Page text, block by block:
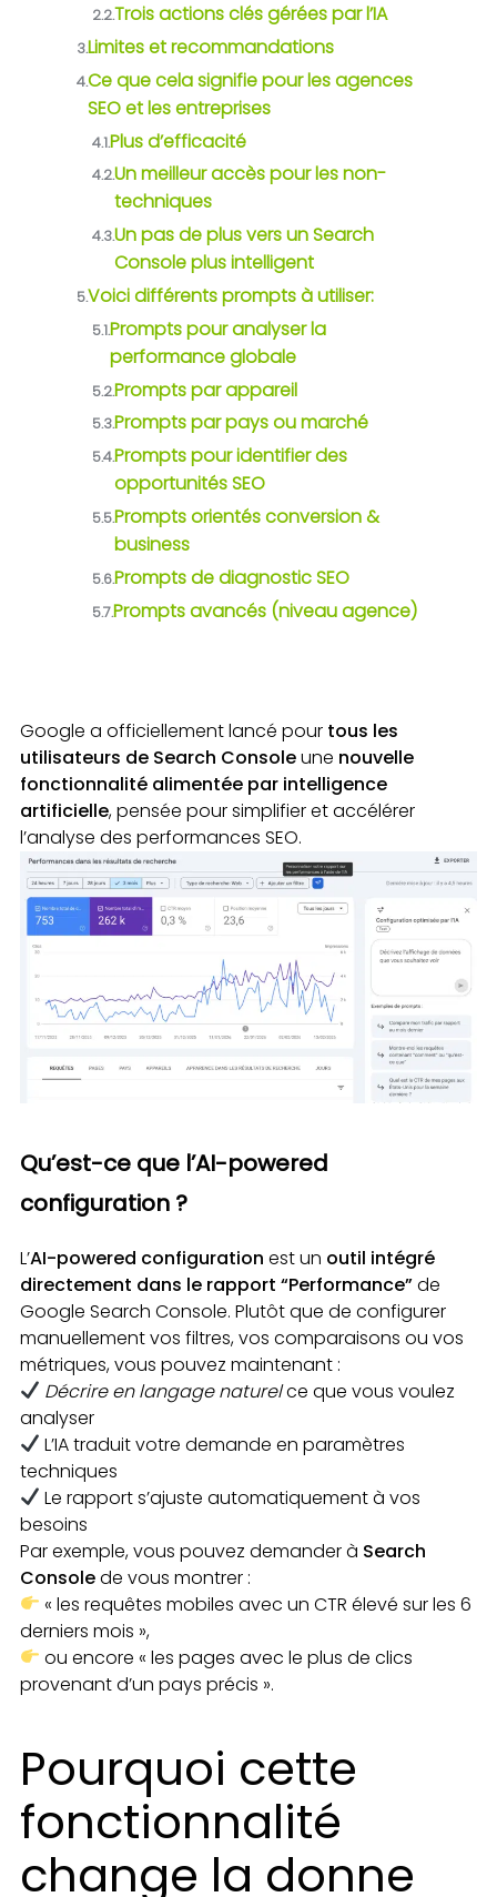
2.2.Trois actions clés gérées par l’IA
3.Limites et recommandations
4.Ce que cela signifie pour les agences
SEO et les entreprises
4.1.Plus d’efficacité
4.2.Un meilleur accès pour les non-
techniques
4.3.Un pas de plus vers un Search
Console plus intelligent
5.Voici différents prompts à utiliser:
5.1.Prompts pour analyser la
performance globale
5.2.Prompts par appareil
5.3.Prompts par pays ou marché
5.4.Prompts pour identifier des
opportunités SEO
5.5.Prompts orientés conversion &
business
5.6.Prompts de diagnostic SEO
5.7.Prompts avancés (niveau agence)
Google a officiellement lancé pour tous les
utilisateurs de Search Consoleune nouvelle
fonctionnalité alimentée par intelligence
artificielle, pensée pour simplifier et accélérer
l’analyse des performances SEO.
Qu’est-ce que l’AI-powered
configuration ?
L’AI-powered configuration est un outil intégré
directement dans le rapport “Performance”de
Google Search Console. Plutôt que de configurer
manuellement vos filtres, vos comparaisons ou vos
métriques, vous pouvez maintenant :
Décrire en langage naturelce que vous voulez
analyser
L’IA traduit votre demande en paramètres
techniques
Le rapport s’ajuste automatiquement à vos
besoins
Par exemple, vous pouvez demander à Search
Consolede vous montrer :
« les requêtes mobiles avec un CTR élevé sur les 6
derniers mois »,
ou encore « les pages avec le plus de clics
provenant d’un pays précis ».
Pourquoi cette
fonctionnalité
change la donne